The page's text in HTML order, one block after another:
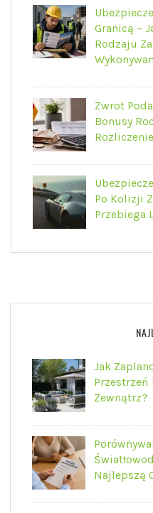
Granicą –
Rodzaju
Zwrot
Bonusy
Po Kolizji
Przebiega
Jak
Przestrzeń
Zewnątrz?
Najlepszą